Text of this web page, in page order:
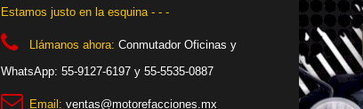
Estamos justo en la esquina - - -
Llámanos ahora: Conmutador Oficinas y
WhatsApp: 55-9127-6197 y 55-5535-0887
Email: ventas@motorefacciones.mx